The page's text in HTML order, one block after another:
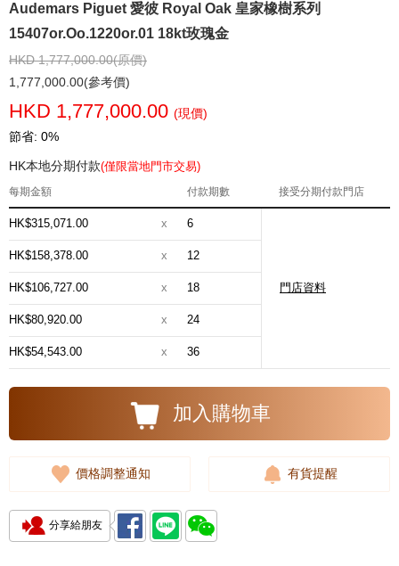
Audemars Piguet 愛彼 Royal Oak 皇家橡樹系列
15407or.Oo.1220or.01 18kt玫瑰金
HKD 1,777,000.00(原價)
1,777,000.00(參考價)
HKD 1,777,000.00 (現價)
節省: 0%
HK本地分期付款(僅限當地門市交易)
每期金額 付款期數 接受分期付款門店
HK$315,071.00 x 6
門店資料
HK$158,378.00 x 12
HK$106,727.00 x 18
HK$80,920.00 x 24
HK$54,543.00 x 36
加入購物車
價格調整通知 有貨提醒
分享給朋友